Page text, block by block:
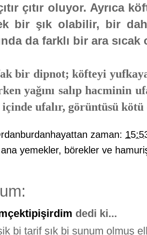
çıtır oluyor. Ayrıca
bir şık olabilir, bir
da farklı bir ara
bir dipnot; köfteyi
yağını salıp hacminin
içinde ufalır, görüntüsü
zaman:
ana yemekler, börekler ve
dedi ki...
bi tarif şık bi sunum olmuş